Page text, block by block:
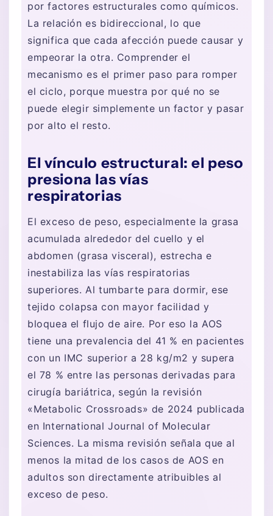
por factores estructurales como químicos.
La relación es bidireccional, lo que
significa que cada afección puede causar y
empeorar la otra. Comprender el
mecanismo es el primer paso para romper
el ciclo, porque muestra por qué no se
puede elegir simplemente un factor y pasar
por alto el resto.
El vínculo estructural: el peso
presiona las vías
respiratorias
El exceso de peso, especialmente la grasa
acumulada alrededor del cuello y el
abdomen (grasa visceral), estrecha e
inestabiliza las vías respiratorias
superiores. Al tumbarte para dormir, ese
tejido colapsa con mayor facilidad y
bloquea el flujo de aire. Por eso la AOS
tiene una prevalencia del 41 % en pacientes
con un IMC superior a 28 kg/m2 y supera
el 78 % entre las personas derivadas para
cirugía bariátrica, según la revisión
«Metabolic Crossroads» de 2024 publicada
en International Journal of Molecular
Sciences. La misma revisión señala que al
menos la mitad de los casos de AOS en
adultos son directamente atribuibles al
exceso de peso.